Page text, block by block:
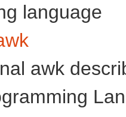
language
awk